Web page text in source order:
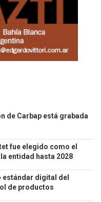
de Carbap está grabada
fue elegido como el
entidad hasta 2028
estándar digital del
de productos